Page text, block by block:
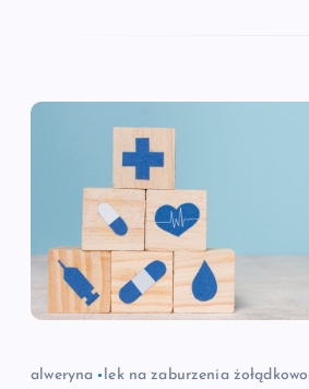
alweryna
lek na zaburzenia